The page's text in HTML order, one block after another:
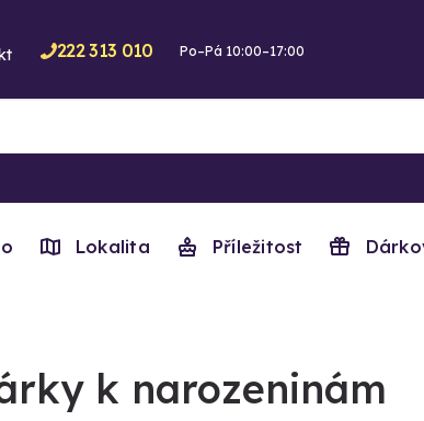
222 313 010 Po–Pá 10:00–17:00
Lokalita Příležitost
k narozeninám